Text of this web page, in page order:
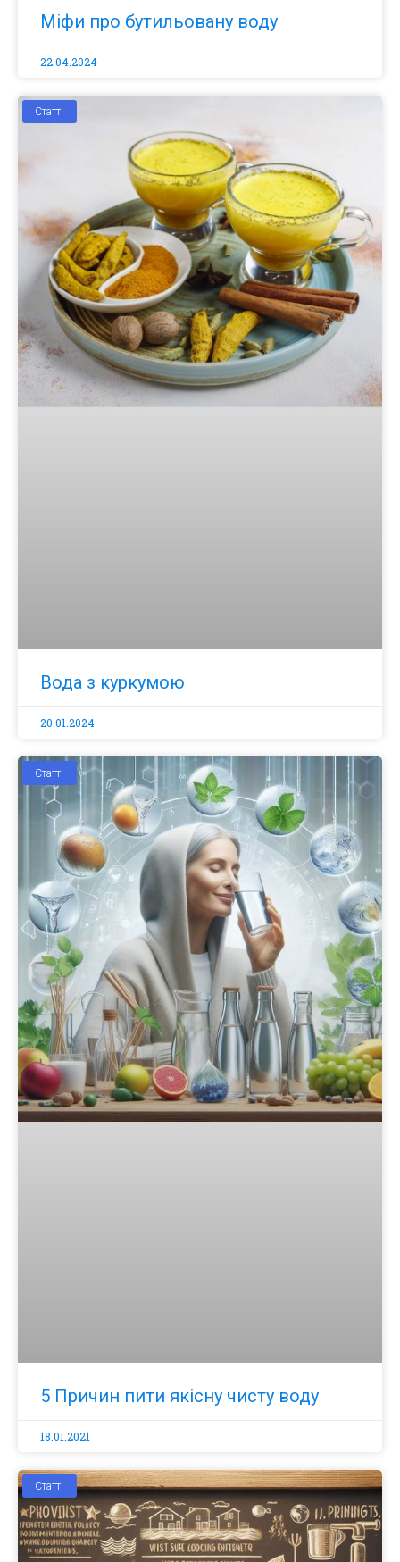
Міфи про бутильовану воду
22.04.2024
Статті
Вода з куркумою
20.01.2024
Статті
5 Причин пити якісну чисту воду
18.01.2021
Статті